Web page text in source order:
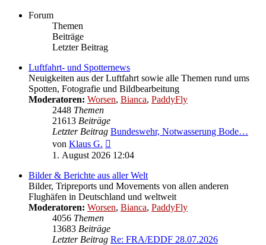
Forum
Themen
Beiträge
Letzter Beitrag
Luftfahrt- und Spotternews
Neuigkeiten aus der Luftfahrt sowie alle Themen rund ums
Spotten, Fotografie und Bildbearbeitung
Moderatoren: Worsen, Bianca, PaddyFly
2448 Themen
21613 Beiträge
Letzter Beitrag Bundeswehr, Notwasserung Bode…
von Klaus G.
Beitrag
1. August 2026 12:04
Bilder & Berichte aus aller Welt
Bilder, Tripreports und Movements von allen anderen
Flughäfen in Deutschland und weltweit
Moderatoren: Worsen, Bianca, PaddyFly
4056 Themen
13683 Beiträge
Letzter Beitrag Re: FRA/EDDF 28.07.2026